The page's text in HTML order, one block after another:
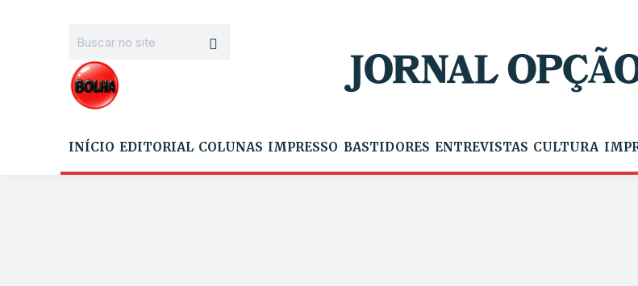
INÍCIO EDITORIAL COLUNAS IMPRESSO BASTIDORES ENTREVISTAS CULTURA